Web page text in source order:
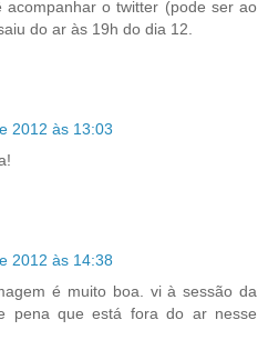
acompanhar o twitter (pode ser ao
do ar às 19h do dia 12.
2012 às 13:03
2012 às 14:38
é muito boa. vi à sessão da
pena que está fora do ar nesse